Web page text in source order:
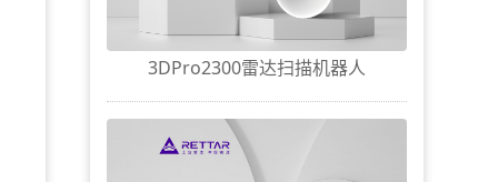
3DPro2300雷达扫描机器人